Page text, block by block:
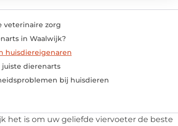
veterinaire zorg
in Waalwijk?
huisdiereigenaren
juiste dierenarts
bij huisdieren
het is om uw geliefde viervoeter de beste